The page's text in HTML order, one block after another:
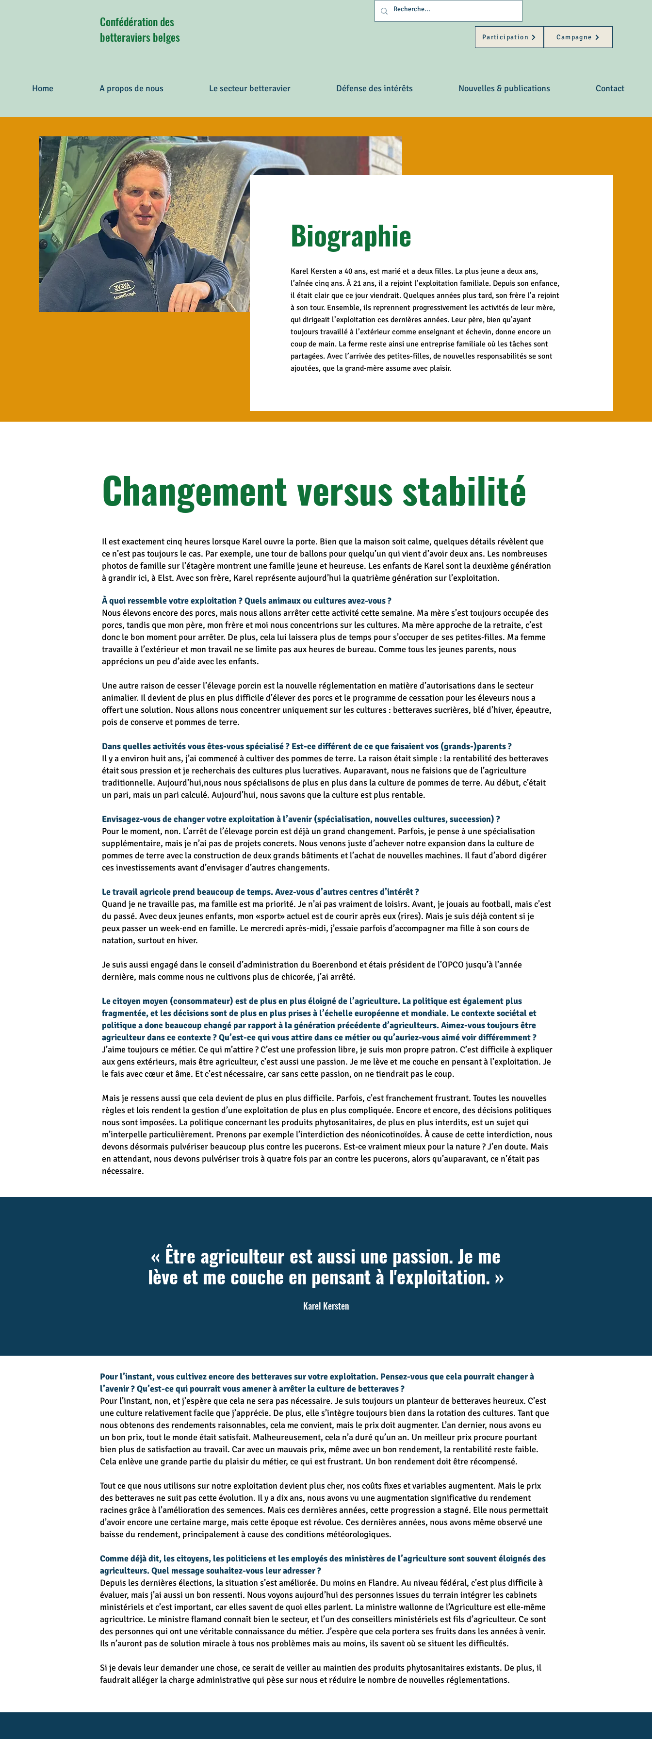
Better aviers belges - Belgische bietentelers
Confédération des
betteraviers belges
Participation Campagne
Home A propos de nous Le secteur betteravier Défense des intérêts Nouvelles & publications Contact
Biographie
Karel Kersten a 40 ans, est marié et a deux filles. La plus jeune a deux ans,
l’aînée cinq ans. À 21 ans, il a rejoint l’exploitation familiale. Depuis son enfance,
il était clair que ce jour viendrait. Quelques années plus tard, son frère l’a rejoint
à son tour. Ensemble, ils reprennent progressivement les activités de leur mère,
qui dirigeait l’exploitation ces dernières années. Leur père, bien qu’ayant
toujours travaillé à l’extérieur comme enseignant et échevin, donne encore un
coup de main. La ferme reste ainsi une entreprise familiale où les tâches sont
partagées. Avec l’arrivée des petites-filles, de nouvelles responsabilités se sont
ajoutées, que la grand-mère assume avec plaisir.
Changement versus stabilité
Il est exactement cinq heures lorsque Karel ouvre la porte. Bien que la maison soit calme, quelques détails révèlent que
ce n’est pas toujours le cas. Par exemple, une tour de ballons pour quelqu’un qui vient d’avoir deux ans. Les nombreuses
photos de famille sur l’étagère montrent une famille jeune et heureuse. Les enfants de Karel sont la deuxième génération
à grandir ici, à Elst. Avec son frère, Karel représente aujourd’hui la quatrième génération sur l’exploitation.
À quoi ressemble votre exploitation ? Quels animaux ou cultures avez-vous ?
Nous élevons encore des porcs, mais nous allons arrêter cette activité cette semaine. Ma mère s’est toujours occupée des
porcs, tandis que mon père, mon frère et moi nous concentrions sur les cultures. Ma mère approche de la retraite, c’est
donc le bon moment pour arrêter. De plus, cela lui laissera plus de temps pour s’occuper de ses petites-filles. Ma femme
travaille à l’extérieur et mon travail ne se limite pas aux heures de bureau. Comme tous les jeunes parents, nous
apprécions un peu d’aide avec les enfants.
Une autre raison de cesser l’élevage porcin est la nouvelle réglementation en matière d’autorisations dans le secteur
animalier. Il devient de plus en plus difficile d’élever des porcs et le programme de cessation pour les éleveurs nous a
offert une solution. Nous allons nous concentrer uniquement sur les cultures : betteraves sucrières, blé d’hiver, épeautre,
pois de conserve et pommes de terre.
Dans quelles activités vous êtes-vous spécialisé ? Est-ce différent de ce que faisaient vos (grands-)parents ?
Il y a environ huit ans, j’ai commencé à cultiver des pommes de terre. La raison était simple : la rentabilité des betteraves
était sous pression et je recherchais des cultures plus lucratives. Auparavant, nous ne faisions que de l’agriculture
traditionnelle. Aujourd’hui,nous nous spécialisons de plus en plus dans la culture de pommes de terre. Au début, c’était
un pari, mais un pari calculé. Aujourd’hui, nous savons que la culture est plus rentable.
Envisagez-vous de changer votre exploitation à l’avenir (spécialisation, nouvelles cultures, succession) ?
Pour le moment, non. L’arrêt de l’élevage porcin est déjà un grand changement. Parfois, je pense à une spécialisation
supplémentaire, mais je n’ai pas de projets concrets. Nous venons juste d’achever notre expansion dans la culture de
pommes de terre avec la construction de deux grands bâtiments et l’achat de nouvelles machines. Il faut d’abord digérer
ces investissements avant d’envisager d’autres changements.
Le travail agricole prend beaucoup de temps. Avez-vous d’autres centres d’intérêt ?
Quand je ne travaille pas, ma famille est ma priorité. Je n’ai pas vraiment de loisirs. Avant, je jouais au football, mais c’est
du passé. Avec deux jeunes enfants, mon «sport» actuel est de courir après eux (rires). Mais je suis déjà content si je
peux passer un week-end en famille. Le mercredi après-midi, j’essaie parfois d’accompagner ma fille à son cours de
natation, surtout en hiver.
Je suis aussi engagé dans le conseil d’administration du Boerenbond et étais président de l’OPCO jusqu’à l’année
dernière, mais comme nous ne cultivons plus de chicorée, j’ai arrêté.
Le citoyen moyen (consommateur) est de plus en plus éloigné de l’agriculture. La politique est également plus
fragmentée, et les décisions sont de plus en plus prises à l’échelle européenne et mondiale. Le contexte sociétal et
politique a donc beaucoup changé par rapport à la génération précédente d’agriculteurs. Aimez-vous toujours être
agriculteur dans ce contexte ? Qu’est-ce qui vous attire dans ce métier ou qu’auriez-vous aimé voir différemment ?
J’aime toujours ce métier. Ce qui m’attire ? C’est une profession libre, je suis mon propre patron. C’est difficile à expliquer
aux gens extérieurs, mais être agriculteur, c’est aussi une passion. Je me lève et me couche en pensant à l’exploitation. Je
le fais avec cœur et âme. Et c’est nécessaire, car sans cette passion, on ne tiendrait pas le coup.
Mais je ressens aussi que cela devient de plus en plus difficile. Parfois, c’est franchement frustrant. Toutes les nouvelles
règles et lois rendent la gestion d’une exploitation de plus en plus compliquée. Encore et encore, des décisions politiques
nous sont imposées. La politique concernant les produits phytosanitaires, de plus en plus interdits, est un sujet qui
m’interpelle particulièrement. Prenons par exemple l’interdiction des néonicotinoïdes. À cause de cette interdiction, nous
devons désormais pulvériser beaucoup plus contre les pucerons. Est-ce vraiment mieux pour la nature ? J’en doute. Mais
en attendant, nous devons pulvériser trois à quatre fois par an contre les pucerons, alors qu’auparavant, ce n’était pas
nécessaire.
« Être agriculteur est aussi une passion. Je me
lève et me couche en pensant à l'exploitation. »
Karel Kersten
Pour l’instant, vous cultivez encore des betteraves sur votre exploitation. Pensez-vous que cela pourrait changer à
l’avenir ? Qu’est-ce qui pourrait vous amener à arrêter la culture de betteraves ?
Pour l’instant, non, et j’espère que cela ne sera pas nécessaire. Je suis toujours un planteur de betteraves heureux. C’est
une culture relativement facile que j’apprécie. De plus, elle s’intègre toujours bien dans la rotation des cultures. Tant que
nous obtenons des rendements raisonnables, cela me convient, mais le prix doit augmenter. L’an dernier, nous avons eu
un bon prix, tout le monde était satisfait. Malheureusement, cela n’a duré qu’un an. Un meilleur prix procure pourtant
bien plus de satisfaction au travail. Car avec un mauvais prix, même avec un bon rendement, la rentabilité reste faible.
Cela enlève une grande partie du plaisir du métier, ce qui est frustrant. Un bon rendement doit être récompensé.
Tout ce que nous utilisons sur notre exploitation devient plus cher, nos coûts fixes et variables augmentent. Mais le prix
des betteraves ne suit pas cette évolution. Il y a dix ans, nous avons vu une augmentation significative du rendement
racines grâce à l’amélioration des semences. Mais ces dernières années, cette progression a stagné. Elle nous permettait
d’avoir encore une certaine marge, mais cette époque est révolue. Ces dernières années, nous avons même observé une
baisse du rendement, principalement à cause des conditions météorologiques.
Comme déjà dit, les citoyens, les politiciens et les employés des ministères de l’agriculture sont souvent éloignés des
agriculteurs. Quel message souhaitez-vous leur adresser ?
Depuis les dernières élections, la situation s’est améliorée. Du moins en Flandre. Au niveau fédéral, c’est plus difficile à
évaluer, mais j’ai aussi un bon ressenti. Nous voyons aujourd’hui des personnes issues du terrain intégrer les cabinets
ministériels et c’est important, car elles savent de quoi elles parlent. La ministre wallonne de l’Agriculture est elle-même
agricultrice. Le ministre flamand connaît bien le secteur, et l’un des conseillers ministériels est fils d’agriculteur. Ce sont
des personnes qui ont une véritable connaissance du métier. J’espère que cela portera ses fruits dans les années à venir.
Ils n’auront pas de solution miracle à tous nos problèmes mais au moins, ils savent où se situent les difficultés.
Si je devais leur demander une chose, ce serait de veiller au maintien des produits phytosanitaires existants. De plus, il
faudrait alléger la charge administrative qui pèse sur nous et réduire le nombre de nouvelles réglementations.